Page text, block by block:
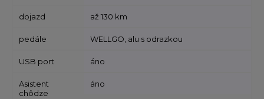
dojazd až 130 km
pedále WELLGO, alu s odrazkou
USB port áno
Asistent
chôdze
áno